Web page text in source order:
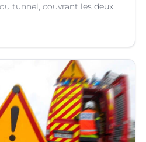
tunnel, couvrant les deux